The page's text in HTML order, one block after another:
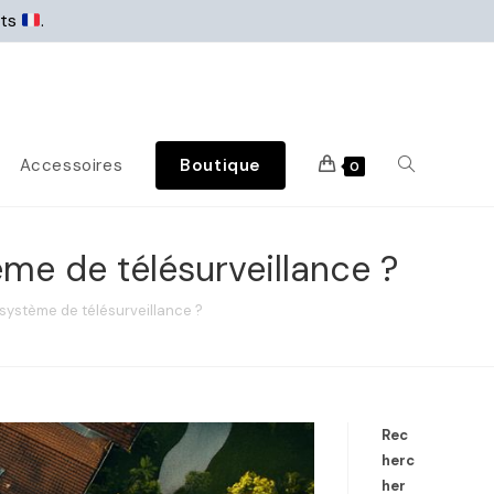
.
Accessoires Boutique 0
de télésurveillance ?
de télésurveillance ?
Rec
herc
her